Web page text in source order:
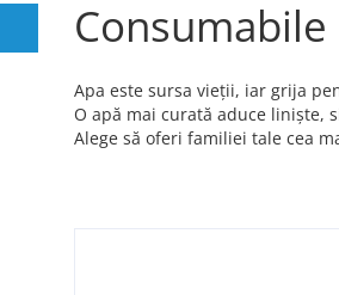
Apa este sursa vieții, iar grija
O apă mai curată aduce liniște,
Alege să oferi familiei tale cea